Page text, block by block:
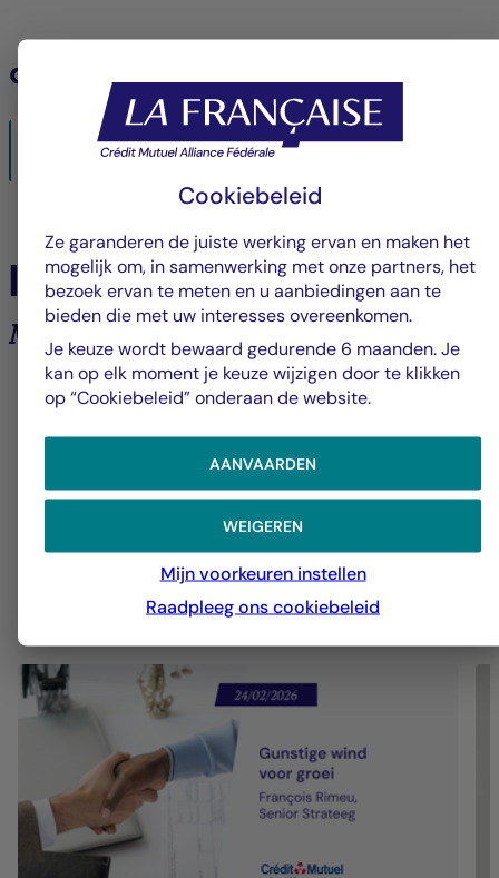
downloaden
LF_Tresorerie_ISR_-_Avis_internet_NL_BE_Clean.pdf
In het nieuws
Marktanalyses en trends
Groep La Française
Gunstige wind voor groei
Cookiebeleid
Ze garanderen de juiste werking ervan en maken het
mogelijk om, in samenwerking met onze partners, het
bezoek ervan te meten en u aanbiedingen aan te
bieden die met uw interesses overeenkomen.
Je keuze wordt bewaard gedurende 6 maanden. Je
kan op elk moment je keuze wijzigen door te klikken
op “Cookiebeleid” onderaan de website.
AANVAARDEN
WEIGEREN
Mijn voorkeuren instellen
Raadpleeg ons cookiebeleid